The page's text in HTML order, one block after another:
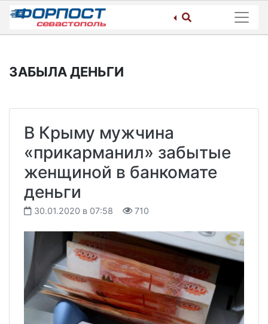
Skip
content
ЗАБЫЛА ДЕНЬГИ
В Крыму мужчина
«прикарманил» забытые
женщиной в банкомате
деньги
30.01.2020 в 07:58 710